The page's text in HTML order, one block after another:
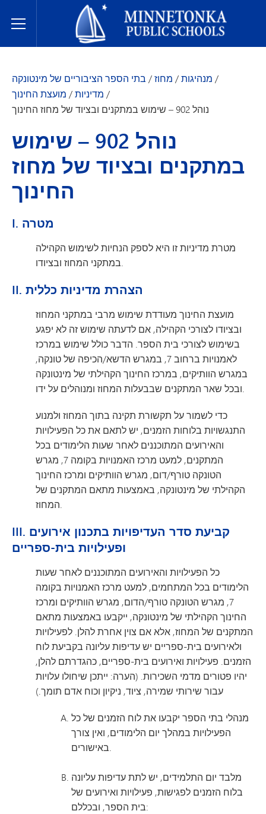
Toggle Menu
בתי הספר הציבוריים של מינטונקה
בתי הספר הציבוריים של מינטונקה /מחוז /מנהיגות /
מועצת החינוך /מדיניות /
נוהל 902 – שימוש במתקנים ובציוד של מחוז החינוך
נוהל 902 – שימוש
במתקנים ובציוד של מחוז
החינוך
I. מטרה
מטרת מדיניות זו היא לספק הנחיות לשימוש הקהילה
במתקני המחוז ובציודו.
II. הצהרת מדיניות כללית
מועצת החינוך מעודדת שימוש מרבי במתקני המחוז
ובציודו לצורכי הקהילה, אם לדעתה שימוש זה לא יפגע
בשימוש לצורכי בית הספר. הדבר כולל שימוש במרכז
לאמנויות ברחוב 7, במגרש הדשא/הכיפה של טונקה,
במגרש הוותיקים, במרכז החינוך הקהילתי של מינטונקה
ובכל שאר המתקנים שבבעלות המחוז ומנוהלים על ידו.
כדי לשמור על תקשורת תקינה בתוך המחוז ולמנוע
התנגשויות בלוחות הזמנים, יש לתאם את כל הפעילויות
והאירועים המתוכננים לאחר שעות הלימודים בכל
המתקנים, למעט מרכז האמנויות בקומה 7, מגרש
הטונקה טורף/דום, מגרש הוותיקים ומרכז החינוך
הקהילתי של מינטונקה, באמצעות מתאם המתקנים של
המחוז.
III. קביעת סדר העדיפויות בתכנון אירועים
ופעילויות בית-ספריים
כל הפעילויות והאירועים המתוכננים לאחר שעות
הלימודים בכל המתחמים, למעט מרכז האמנויות בקומה
7, מגרש הטונקה טורף/הדום, מגרש הוותיקים ומרכז
החינוך הקהילתי של מינטונקה, ייקבעו באמצעות מתאם
המתקנים של המחוז, אלא אם צוין אחרת להלן. לפעילויות
ולאירועים בית-ספריים יש עדיפות עליונה בקביעת לוח
הזמנים. פעילויות ואירועים בית-ספריים, כהגדרתם להלן,
יהיו פטורים מדמי השכירות. (הערה: ייתכן שיחולו עלויות
עבור שירותי שמירה, ציוד, ניקיון וכוח אדם תומך.)
מנהלי בתי הספר יקבעו את לוח הזמנים של כל
הפעילויות במהלך יום הלימודים, ואין צורך
באישורים.
מלבד יום התלמידים, יש לתת עדיפות עליונה
בלוח הזמנים לפגישות, פעילויות ואירועים של
בית הספר, ובכללם: